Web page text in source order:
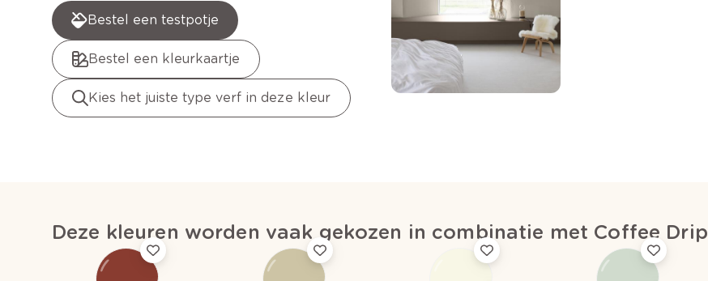
Bestel een testpotje
Bestel een kleurkaartje
Kies het juiste type verf in deze kleur
Deze kleuren worden vaak gekozen in combinatie met Coffee Drip